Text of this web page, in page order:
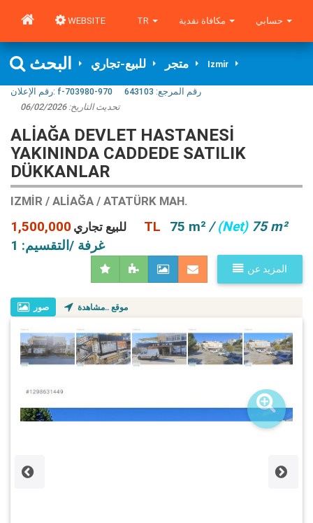
WEBSITE TR
البحث للبيع-تجاري متجر Izmir
رقم الإعلان: f-703980-970 رقم المرجع: 643103
تحديث التاريخ:06/02/2026
ALIAĞA DEVLET HASTANESI
YAKININDA CADDEDE SATILIK
DÜKKANLAR
IZMIR / ALIAĞA / ATATÜRK MAH.
للبيع تجاري
1,500,000 TL 75 m² /(Net)75 m²
غرفة /التقسيم: 1
المزيد عن
صور موقع ..مشاهدة